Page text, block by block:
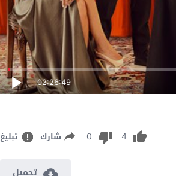
02:26:49
4
0 شارك تبليغ